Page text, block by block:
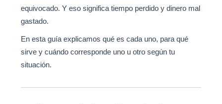
equivocado. Y eso significa tiempo perdido y dinero mal
gastado.
En esta guía explicamos qué es cada uno, para qué
sirve y cuándo corresponde uno u otro según tu
situación.